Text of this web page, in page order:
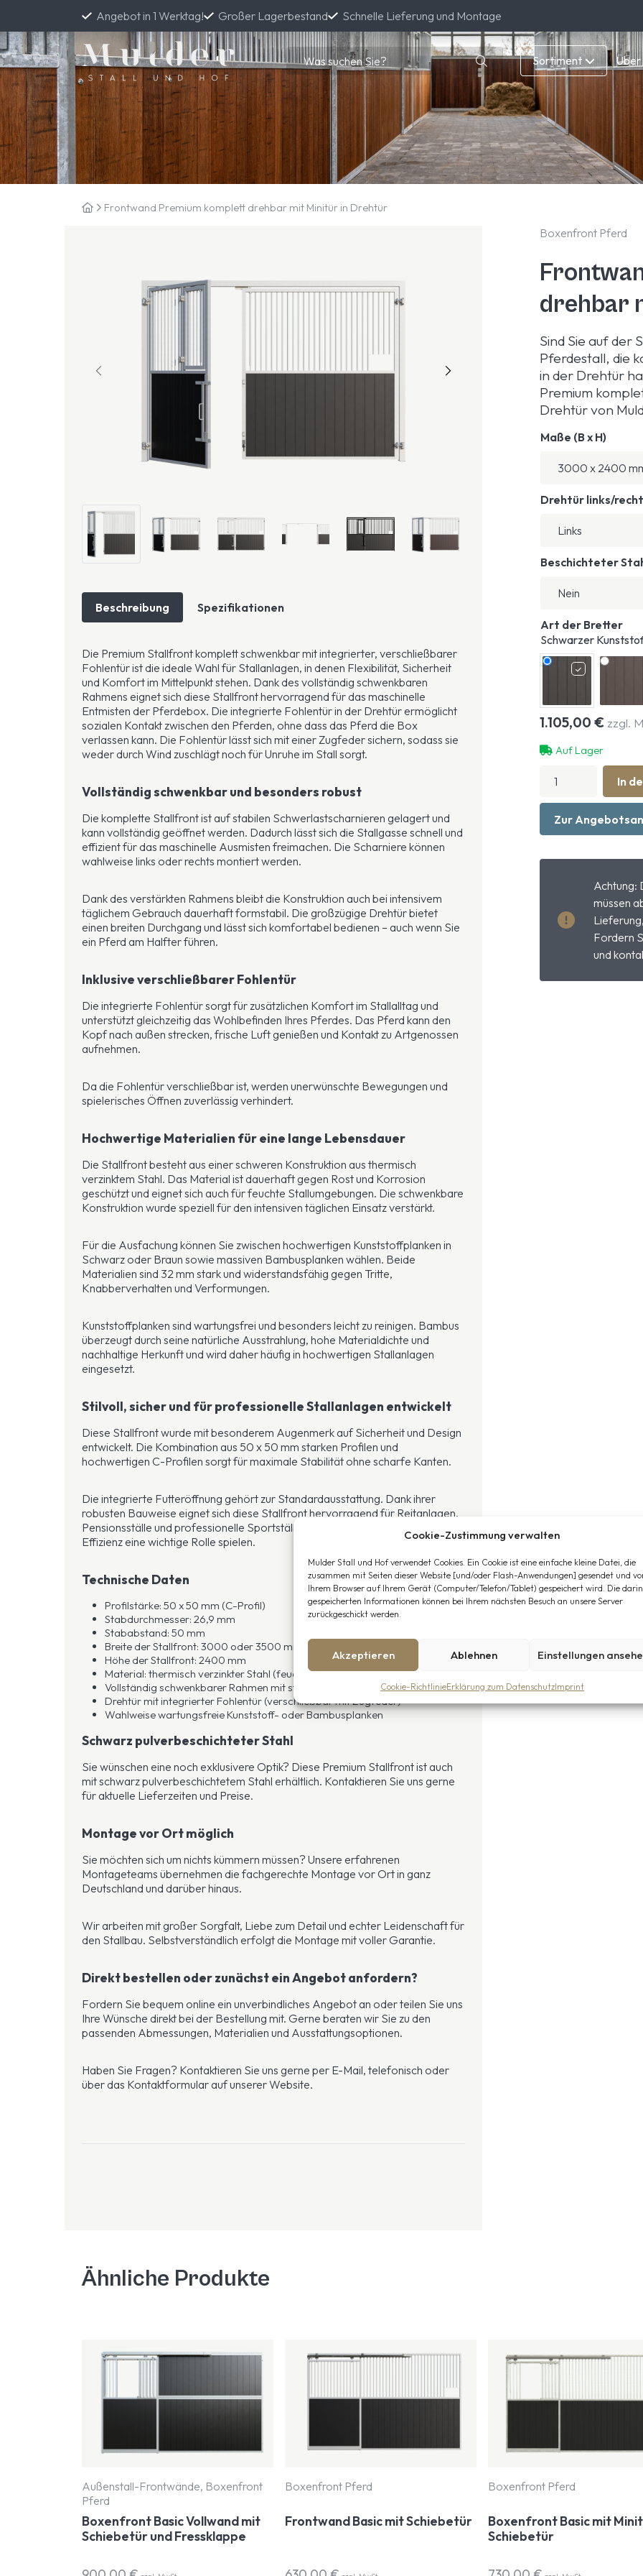
Cookie-Zustimmung verwalten
Mulder Stall und Hof verwendet Cookies. Ein Cookie ist eine einfache kleine Datei, die
zusammen mit Seiten dieser Website [und/oder Flash-Anwendungen] gesendet und
Ihrem Browser auf Ihrem Gerät (Computer/Telefon/Tablet) gespeichert wird. Die darin
gespeicherten Informationen können bei Ihrem nächsten Besuch an unsere Server
zurückgeschickt werden.
Akzeptieren Ablehnen Einstellungen
Cookie-RichtlinieErklärung zum DatenschutzImprint
Angebot in 1 Werktag! Großer Lagerbestand Schnelle Lieferung und Montage
Sortiment Über
Frontwand Premium komplett drehbar mit Minitür in Drehtür
Boxenfront Pferd
drehbar
Sind Sie auf der
Pferdestall, die
in der Drehtür
Premium
Drehtür von
Maße (B x H)
Drehtür links/
Beschichteter
Art der Bretter
Schwarzer
1.105,00 €zzgl.
Auf Lager
Premium
komplett
drehbar
mit
in
In
Zur
Achtung:
müssen
Fordern
und
Beschreibung Spezifikationen
Die Premium Stallfront komplett schwenkbar mit integrierter, verschließbarer
Fohlentür ist die ideale Wahl für Stallanlagen, in denen Flexibilität, Sicherheit
und Komfort im Mittelpunkt stehen. Dank des vollständig schwenkbaren
Rahmens eignet sich diese Stallfront hervorragend für das maschinelle
Entmisten der Pferdebox. Die integrierte Fohlentür in der Drehtür ermöglicht
sozialen Kontakt zwischen den Pferden, ohne dass das Pferd die Box
verlassen kann. Die Fohlentür lässt sich mit einer Zugfeder sichern, sodass sie
weder durch Wind zuschlägt noch für Unruhe im Stall sorgt.
Vollständig schwenkbar und besonders robust
Die komplette Stallfront ist auf stabilen Schwerlastscharnieren gelagert und
kann vollständig geöffnet werden. Dadurch lässt sich die Stallgasse schnell und
effizient für das maschinelle Ausmisten freimachen. Die Scharniere können
wahlweise links oder rechts montiert werden.
Dank des verstärkten Rahmens bleibt die Konstruktion auch bei intensivem
täglichem Gebrauch dauerhaft formstabil. Die großzügige Drehtür bietet
einen breiten Durchgang und lässt sich komfortabel bedienen – auch wenn Sie
ein Pferd am Halfter führen.
Inklusive verschließbarer Fohlentür
Die integrierte Fohlentür sorgt für zusätzlichen Komfort im Stallalltag und
unterstützt gleichzeitig das Wohlbefinden Ihres Pferdes. Das Pferd kann den
Kopf nach außen strecken, frische Luft genießen und Kontakt zu Artgenossen
aufnehmen.
Da die Fohlentür verschließbar ist, werden unerwünschte Bewegungen und
spielerisches Öffnen zuverlässig verhindert.
Hochwertige Materialien für eine lange Lebensdauer
Die Stallfront besteht aus einer schweren Konstruktion aus thermisch
verzinktem Stahl. Das Material ist dauerhaft gegen Rost und Korrosion
geschützt und eignet sich auch für feuchte Stallumgebungen. Die schwenkbare
Konstruktion wurde speziell für den intensiven täglichen Einsatz verstärkt.
Für die Ausfachung können Sie zwischen hochwertigen Kunststoffplanken in
Schwarz oder Braun sowie massiven Bambusplanken wählen. Beide
Materialien sind 32 mm stark und widerstandsfähig gegen Tritte,
Knabberverhalten und Verformungen.
Kunststoffplanken sind wartungsfrei und besonders leicht zu reinigen. Bambus
überzeugt durch seine natürliche Ausstrahlung, hohe Materialdichte und
nachhaltige Herkunft und wird daher häufig in hochwertigen Stallanlagen
eingesetzt.
Stilvoll, sicher und für professionelle Stallanlagen entwickelt
Diese Stallfront wurde mit besonderem Augenmerk auf Sicherheit und Design
entwickelt. Die Kombination aus 50 x 50 mm starken Profilen und
hochwertigen C-Profilen sorgt für maximale Stabilität ohne scharfe Kanten.
Die integrierte Futteröffnung gehört zur Standardausstattung. Dank ihrer
robusten Bauweise eignet sich diese Stallfront hervorragend für Reitanlagen,
Pensionsställe und professionelle Sportställe, in denen Qualität, Sicherheit und
Effizienz eine wichtige Rolle spielen.
Technische Daten
Profilstärke: 50 x 50 mm (C-Profil)
Stabdurchmesser: 26,9 mm
Stababstand: 50 mm
Breite der Stallfront: 3000 oder 3500 mm
Höhe der Stallfront: 2400 mm
Material: thermisch verzinkter Stahl (feuerverzinkt im Vollbad, korrosionsfrei)
Vollständig schwenkbarer Rahmen mit stabilen Schwerlastscharnieren
Drehtür mit integrierter Fohlentür (verschließbar mit Zugfeder)
Wahlweise wartungsfreie Kunststoff- oder Bambusplanken
Schwarz pulverbeschichteter Stahl
Sie wünschen eine noch exklusivere Optik? Diese Premium Stallfront ist auch
mit schwarz pulverbeschichtetem Stahl erhältlich. Kontaktieren Sie uns gerne
für aktuelle Lieferzeiten und Preise.
Montage vor Ort möglich
Sie möchten sich um nichts kümmern müssen? Unsere erfahrenen
Montageteams übernehmen die fachgerechte Montage vor Ort in ganz
Deutschland und darüber hinaus.
Wir arbeiten mit großer Sorgfalt, Liebe zum Detail und echter Leidenschaft für
den Stallbau. Selbstverständlich erfolgt die Montage mit voller Garantie.
Direkt bestellen oder zunächst ein Angebot anfordern?
Fordern Sie bequem online ein unverbindliches Angebot an oder teilen Sie uns
Ihre Wünsche direkt bei der Bestellung mit. Gerne beraten wir Sie zu den
passenden Abmessungen, Materialien und Ausstattungsoptionen.
Haben Sie Fragen? Kontaktieren Sie uns gerne per E-Mail, telefonisch oder
über das Kontaktformular auf unserer Website.
Ähnliche Produkte
Außenstall-Frontwände, Boxenfront
Pferd
Boxenfront Basic Vollwand mit
Schiebetür und Fressklappe
Boxenfront Pferd
Frontwand Basic mit Schiebetür
Boxenfront Pferd
Boxenfront Basic mit
Schiebetür